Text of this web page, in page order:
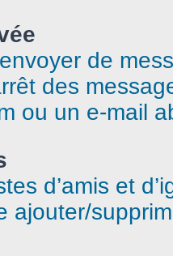
de
des
ou un e-mail
d’amis et
ajouter/